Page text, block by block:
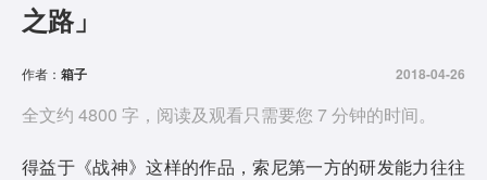
之路」
作者： 箱子 2018-04-26
全文约 4800 字，阅读及观看只需要您 7 分钟的时间。
得益于《战神》这样的作品，索尼第一方的研发能力往往